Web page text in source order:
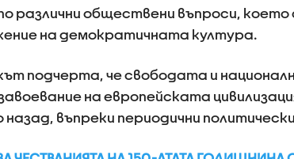
различни обществени въпроси,
на демократичната култура.
подчерта, че свободата и
на европейската
въпреки периодични